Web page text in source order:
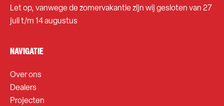
Let op, vanwege de zomervakantie zijn wij gesloten van 27
juli t/m 14 augustus
NAVIGATIE
Over ons
Dealers
Projecten